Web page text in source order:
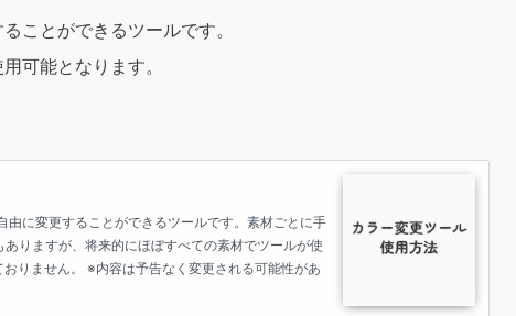
ことができるツールです。
可能となります。